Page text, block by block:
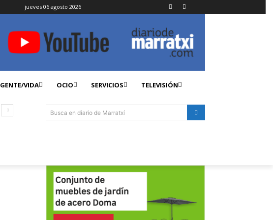
jueves 06 agosto 2026
GENTE/VIDA OCIO SERVICIOS TELEVISIÓN
Busca en diario de Marratxí